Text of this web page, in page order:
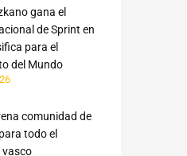
gana el
de Sprint en
para el
del Mundo
comunidad de
todo el
vasco